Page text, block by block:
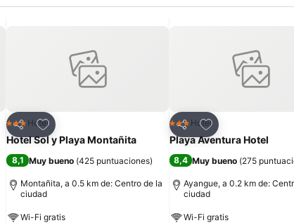
Compartir
Agregar a favoritos
3 Estrellas
Hotel
Hotel Sol y Playa Montañita
8,1 Muy bueno (425 puntuaciones)
Montañita, a 0.5 km de: Centro de la
ciudad
Wi-Fi gratis
Compartir
Agregar a
3 Estrellas
Hotel
Playa Aventura Hotel
8,4 Muy bueno (275
Ayangue, a 0.2 km de:
ciudad
Wi-Fi gratis